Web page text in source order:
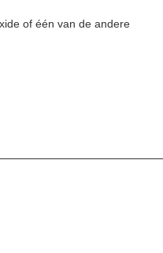
of één van de andere